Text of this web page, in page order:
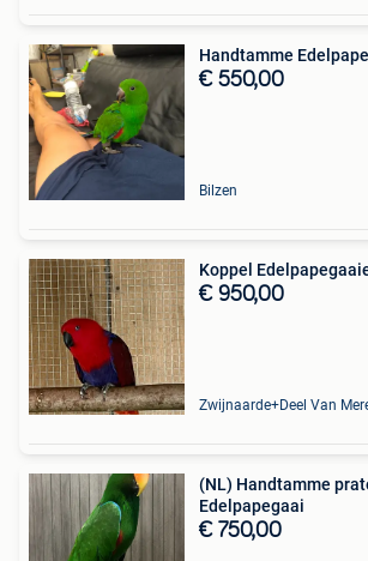
Handtamme
€ 550,00
Bilzen
Koppel
€ 950,00
(NL) Handtamme
Edelpapegaai
€ 750,00